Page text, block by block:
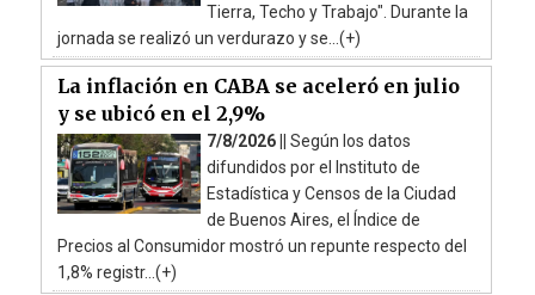
Tierra, Techo y Trabajo". Durante la
jornada se realizó un verdurazo y se...(+)
La inflación en CABA se aceleró en julio
y se ubicó en el 2,9%
7/8/2026 || Según los datos
difundidos por el Instituto de
Estadística y Censos de la Ciudad
de Buenos Aires, el Índice de
Precios al Consumidor mostró un repunte respecto del
1,8% registr...(+)